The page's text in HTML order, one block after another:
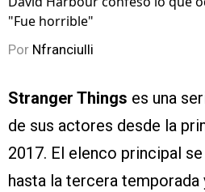
"Fue horrible"
Por Nfranciulli
Stranger Things es una
de sus actores desde la
2017. El elenco principal
hasta la tercera temporada